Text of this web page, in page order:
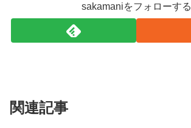
sakamaniをフォローする
関連記事